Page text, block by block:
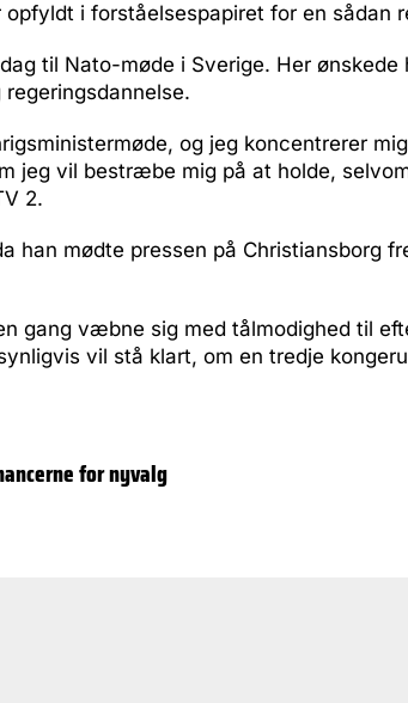
i forståelsespapiret for en sådan
til Nato-møde i Sverige. Her ønskede
og jeg koncentrerer
jeg vil bestræbe mig på at holde,
2.
han mødte pressen på Christiansborg
gang væbne sig med tålmodighed til
vil stå klart, om en tredje
for nyvalg